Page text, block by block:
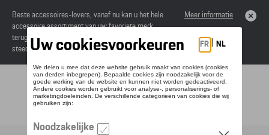
Beste accessoires-lovers, vanaf nu kan u het hele
accessoire assortiment van uw favoriete merk
terugvinden in de online catalogus. Deze kunnen
steeds besteld worden via uw dealer.
Meer informatie
Toggle navigation